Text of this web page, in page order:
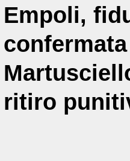
Empoli,
ritiro